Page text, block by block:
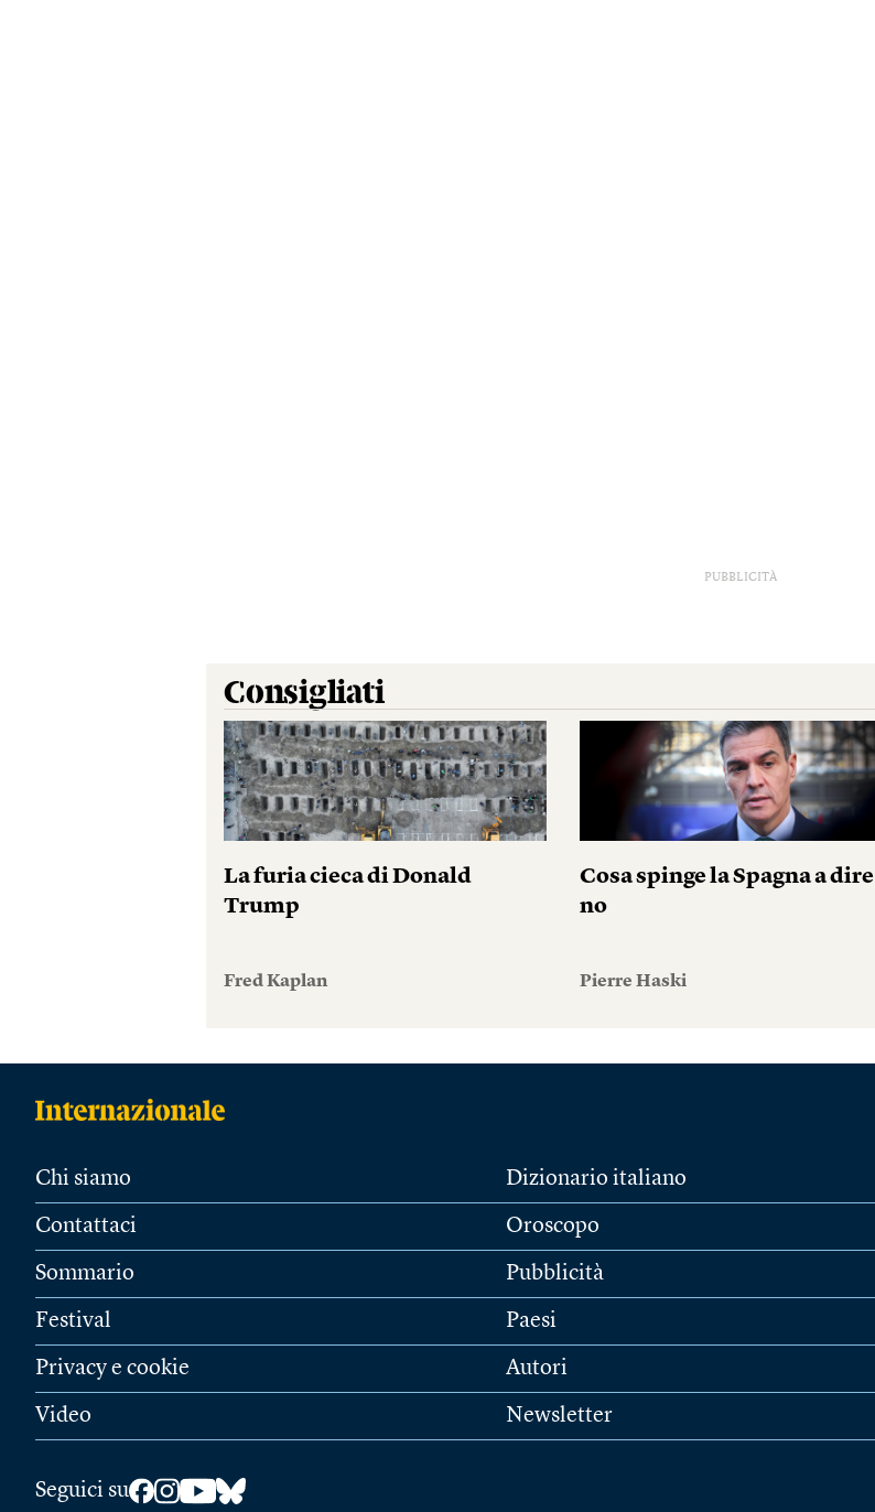
PUBBLICITÀ
Consigliati
La furia cieca di Donald
Trump
Fred Kaplan
Cosa spinge la Spagna a dire
no
Pierre Haski
Chi siamo
Contattaci
Sommario
Festival
Privacy e cookie
Video
Dizionario italiano
Oroscopo
Pubblicità
Paesi
Autori
Newsletter
Seguici su